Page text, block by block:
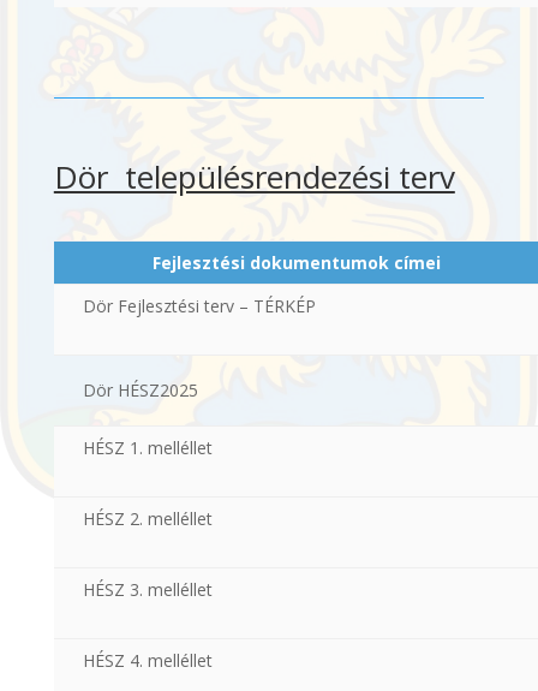
Dör településrendezési terv
Fejlesztési dokumentumok címei
Dör Fejlesztési terv – TÉRKÉP
Dör HÉSZ2025
HÉSZ 1. melléllet
HÉSZ 2. melléllet
HÉSZ 3. melléllet
HÉSZ 4. melléllet